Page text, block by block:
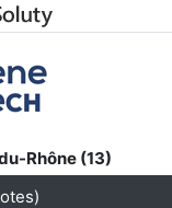
Rhône (13)